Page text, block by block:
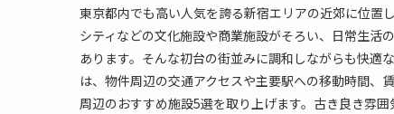
東京都内でも高い人気を誇る新宿エリアの近郊に位置
シティなどの文化施設や商業施設がそろい、日常生活
あります。そんな初台の街並みに調和しながらも快適
は、物件周辺の交通アクセスや主要駅への移動時間、
周辺のおすすめ施設5選を取り上げます。古き良き雰